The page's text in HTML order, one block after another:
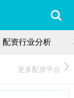
配资行业分析
更多配资平台